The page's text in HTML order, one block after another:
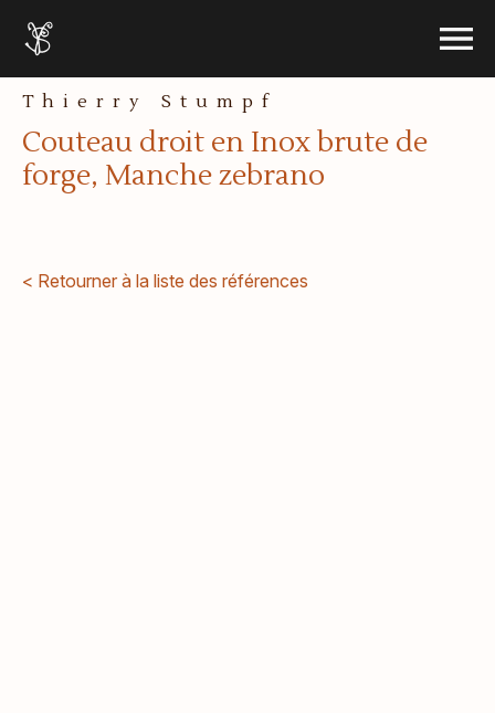
Aller au contenu
Accueil Ouvrir
menu
Thierry Stumpf
Couteau droit en Inox brute de
forge, Manche zebrano
< Retourner à la liste des références